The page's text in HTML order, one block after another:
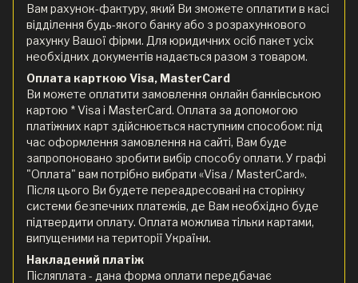
Вам рахунок-фактуру, який Ви зможете оплатити в касі
відділення будь-якого банку або з розрахункового
рахунку Вашої фірми. Для юридичних осіб пакет усіх
необхідних документів надається разом з товаром.
Оплата карткою Visa, MasterCard
Ви можете оплатити замовлення онлайн банківською
картою * Visa і MasterCard. Оплата за допомогою
платіжних карт здійснюється наступним способом: під
час оформлення замовлення на сайті, Вам буде
запропоновано зробити вибір способу оплати. У графі
"Оплата" вам потрібно вибрати «Visa / MasterCard».
Після цього Ви будете переадресовані на сторінку
системи безпечних платежів, де Вам необхідно буде
підтвердити оплату. Оплата можлива тільки картами,
випущеними на території України.
Накладений платіж
Післяплата - дана форма оплати передбачає